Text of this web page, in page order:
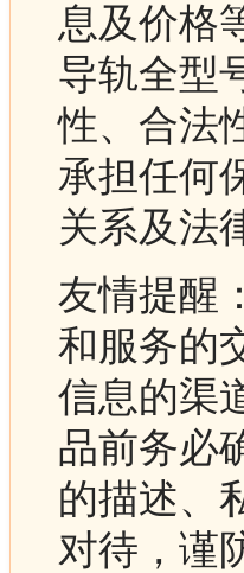
息及价格
导轨全型
性、合法
承担任何
关系及法
友情提醒
和服务的
信息的渠
品前务必
的描述、
对待，谨